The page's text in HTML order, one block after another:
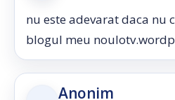
nu este adevarat daca nu
blogul meu
Anonim